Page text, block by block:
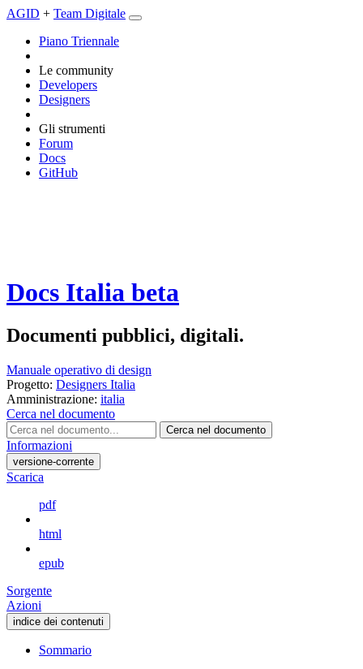
AGID + Team Digitale
Piano Triennale
Le community
Developers
Designers
Gli strumenti
Forum
Docs
GitHub
Docs Italia beta
Documenti pubblici, digitali.
Manuale operativo di design
Progetto: Designers Italia
Amministrazione: italia
Cerca nel documento
Cerca nel documento
Informazioni
versione-corrente
Scarica
pdf
html
epub
Sorgente
Azioni
indice dei contenuti
Sommario